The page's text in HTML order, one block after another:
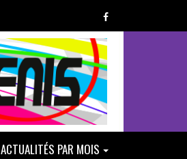
ACTUALITÉS PAR MOIS